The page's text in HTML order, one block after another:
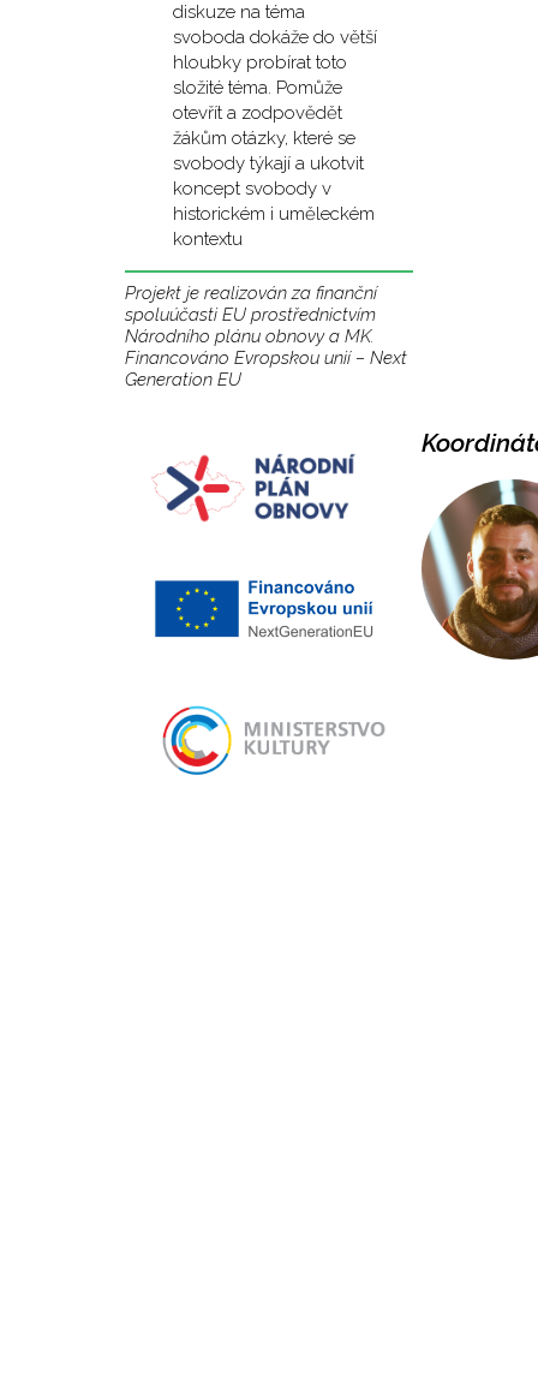
diskuze na téma
svoboda dokáže do větší
hloubky probírat toto
složité téma. Pomůže
otevřít a zodpovědět
žákům otázky, které se
svobody týkají a ukotvit
koncept svobody v
historickém i uměleckém
kontextu
Projekt je realizován za finanční
spoluúčasti EU prostřednictvím
Národního plánu obnovy a MK.
Financováno Evropskou unií – Next
Generation EU